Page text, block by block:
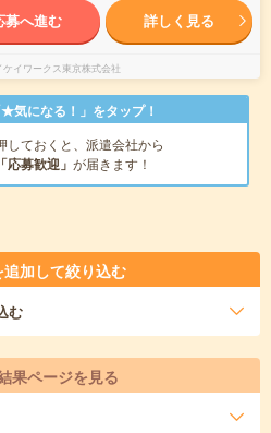
募へ進む 詳しく見る
ケイワークス東京株式会社
気になる！」をタップ！
しておくと、派遣会社から
「応募歓迎」 が届きます！
加して絞り込む
む
果ページを見る